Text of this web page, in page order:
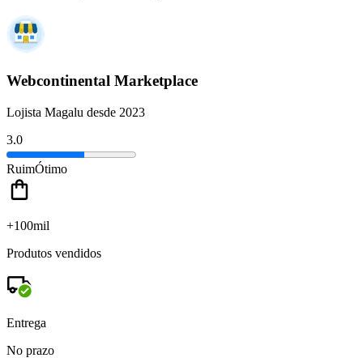
Webcontinental Marketplace
Lojista Magalu desde 2023
3.0
RuimÓtimo
+100mil
Produtos vendidos
Entrega
No prazo